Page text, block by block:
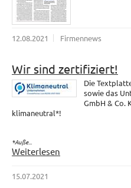
12.08.2021 Firmennews
Wir sind zertifiziert!
Die
sowie das
GmbH & Co.
klimaneutral*!
*Auße...
Weiterlesen
15.07.2021